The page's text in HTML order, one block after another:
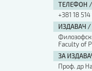
ТЕЛЕФОН /
+381 18
ИЗДАВАЧ /
Faculty of
ЗА
Проф. др